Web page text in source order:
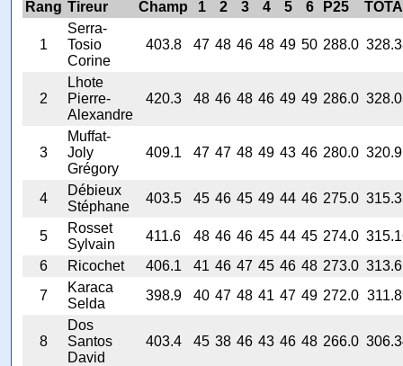
Rang Tireur Champ 1 2 3 4 5 6 P25
1
Serra-
Tosio
Corine
403.8 47 48 46 48 49 50 288.0
2
Lhote
Pierre-
Alexandre
420.3 48 46 48 46 49 49 286.0
3
Muffat-
Joly
Grégory
409.1 47 47 48 49 43 46 280.0
4
Débieux
Stéphane
403.5 45 46 45 49 44 46 275.0
5
Rosset
Sylvain
411.6 48 46 46 45 44 45 274.0
6
Ricochet 406.1 41 46 47 45 46 48 273.0
7
Karaca
Selda
398.9 40 47 48 41 47 49 272.0
8
Dos
Santos
David
403.4 45 38 46 43 46 48 266.0